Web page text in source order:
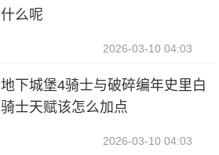
什么呢
2026-03-10 04:03
地下城堡4骑士与破碎编年史里白
骑士天赋该怎么加点
2026-03-10 04:03